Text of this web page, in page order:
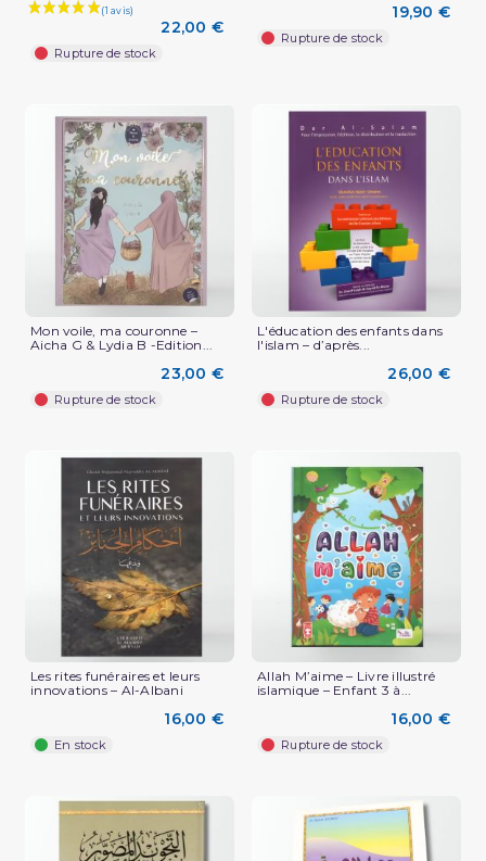
22,00 €
Rupture de stock
19,90 €
Rupture de stock
Mon voile, ma couronne –
Aicha G & Lydia B -Edition...
23,00 €
Rupture de stock
L'éducation des enfants dans
l'islam – d’après...
26,00 €
Rupture de stock
Les rites funéraires et leurs
innovations – Al-Albani
16,00 €
En stock
Allah M’aime – Livre illustré
islamique – Enfant 3 à...
16,00 €
Rupture de stock